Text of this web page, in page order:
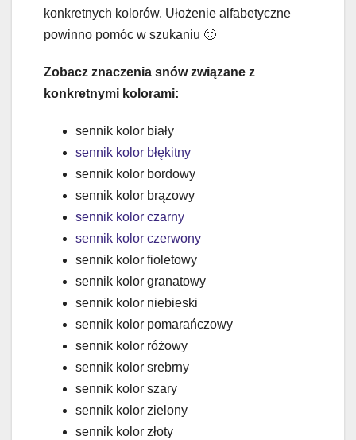
konkretnych kolorów. Ułożenie alfabetyczne
powinno pomóc w szukaniu 🙂
Zobacz znaczenia snów związane z
konkretnymi kolorami:
sennik kolor biały
sennik kolor błękitny
sennik kolor bordowy
sennik kolor brązowy
sennik kolor czarny
sennik kolor czerwony
sennik kolor fioletowy
sennik kolor granatowy
sennik kolor niebieski
sennik kolor pomarańczowy
sennik kolor różowy
sennik kolor srebrny
sennik kolor szary
sennik kolor zielony
sennik kolor złoty